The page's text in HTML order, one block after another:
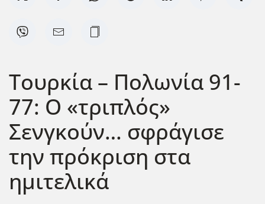
Τουρκία – Πολωνία 91-
77: Ο «τριπλός»
Σενγκούν… σφράγισε
την πρόκριση στα
ημιτελικά